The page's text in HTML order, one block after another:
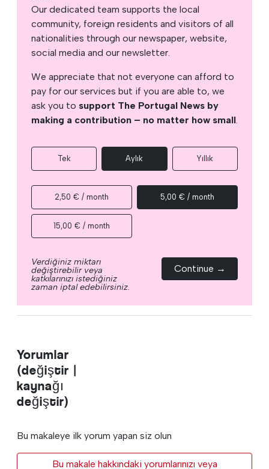
Our dedicated team supports the local
community, foreign residents and visitors of all
nationalities through our newspaper, website,
social media and our newsletter.
We appreciate that not everyone can afford to
pay for our services but if you are able to, we
ask you to support The Portugal News by
making a contribution – no matter how small.
Tek Aylık Yıllık
2,50 € / month 5,00 € / month
15,00 € / month
Verdiğiniz miktarı
değiştirebilir veya
katkılarınızı istediğiniz
zaman iptal edebilirsiniz.
Continue →
Yorumlar
(değiştir |
kaynağı
değiştir)
Bu makaleye ilk yorum yapan siz olun
Bu makale hakkındaki yorumlarınızı veya